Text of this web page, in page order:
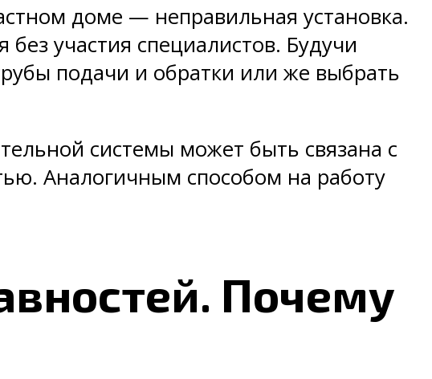
доме — неправильная установка.
участия специалистов. Будучи
подачи и обратки или же выбрать
системы может быть связана с
Аналогичным способом на работу
Почему